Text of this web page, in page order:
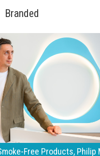
Branded
140 de ani de Mercedes-
important „test al